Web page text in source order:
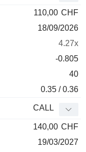
110,00 CHF
18/09/2026
4.27x
-0.805
40
0.35 / 0.36
CALL
140,00 CHF
19/03/2027